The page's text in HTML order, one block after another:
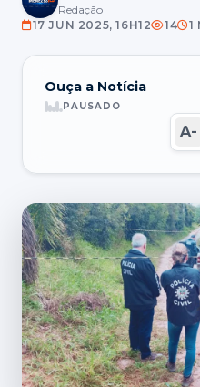
Redação
17 JUN 2025, 16H12
14 1
Ouça a Notícia
PAUSADO
A-